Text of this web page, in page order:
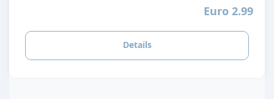
Euro 2.99
Details